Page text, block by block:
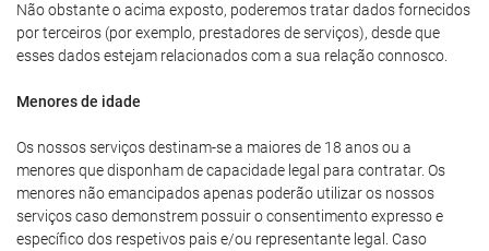
Não obstante o acima exposto, poderemos tratar dados fornecidos
por terceiros (por exemplo, prestadores de serviços), desde que
esses dados estejam relacionados com a sua relação connosco.
Menores de idade
Os nossos serviços destinam-se a maiores de 18 anos ou a
menores que disponham de capacidade legal para contratar. Os
menores não emancipados apenas poderão utilizar os nossos
serviços caso demonstrem possuir o consentimento expresso e
específico dos respetivos pais e/ou representante legal. Caso